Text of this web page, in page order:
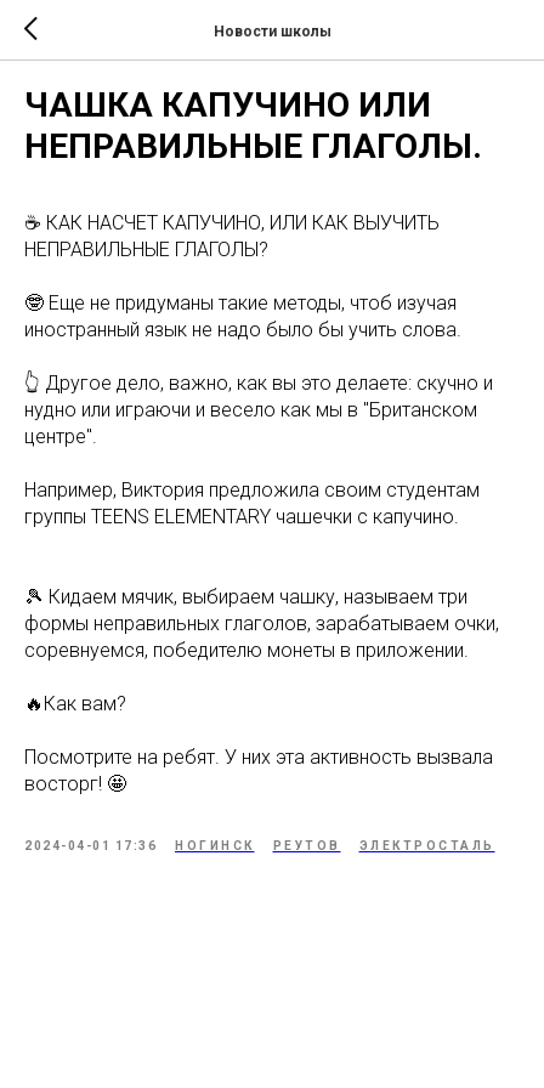
Новости школы
ЧАШКА КАПУЧИНО ИЛИ
НЕПРАВИЛЬНЫЕ ГЛАГОЛЫ.
☕️ КАК НАСЧЕТ КАПУЧИНО, ИЛИ КАК ВЫУЧИТЬ
НЕПРАВИЛЬНЫЕ ГЛАГОЛЫ?
🤓 Еще не придуманы такие методы, чтоб изучая
иностранный язык не надо было бы учить слова.
👆 Другое дело, важно, как вы это делаете: скучно и
нудно или играючи и весело как мы в "Британском
центре".
Например, Виктория предложила своим студентам
группы TEENS ELEMENTARY чашечки с капучино.
🎾 Кидаем мячик, выбираем чашку, называем три
формы неправильных глаголов, зарабатываем очки,
соревнуемся, победителю монеты в приложении.
🔥Как вам?
Посмотрите на ребят. У них эта активность вызвала
восторг! 🤩
2024-04-01 17:36 НОГИНСК РЕУТОВ ЭЛЕКТРОСТАЛЬ